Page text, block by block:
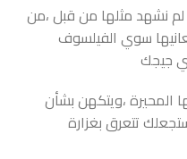
لم نشهد مثلها من قبل ،من
سوي الفيلسوف
جيجك
المحيرة ،ويتكهن بشأن
تتعرق بغزارة